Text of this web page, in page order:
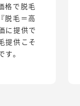
格で脱毛
脱毛＝高
に提供で
提供こそ
。